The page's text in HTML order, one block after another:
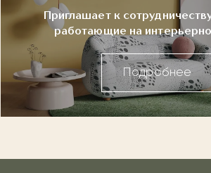
Приглашает к
работающие на
Подробнее